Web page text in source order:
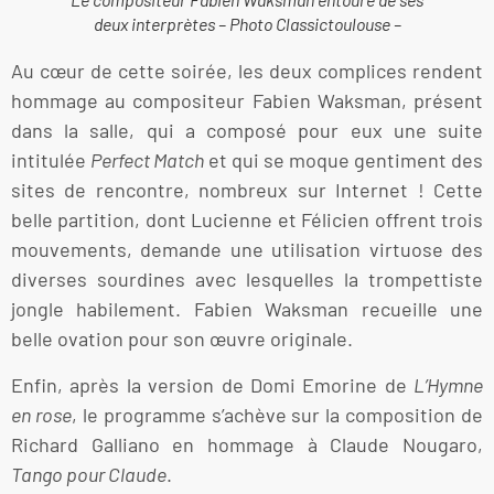
deux interprètes – Photo Classictoulouse –
Au cœur de cette soirée, les deux complices rendent
hommage au compositeur Fabien Waksman, présent
dans la salle, qui a composé pour eux une suite
intitulée Perfect Match et qui se moque gentiment des
sites de rencontre, nombreux sur Internet ! Cette
belle partition, dont Lucienne et Félicien offrent trois
mouvements, demande une utilisation virtuose des
diverses sourdines avec lesquelles la trompettiste
jongle habilement. Fabien Waksman recueille une
belle ovation pour son œuvre originale.
Enfin, après la version de Domi Emorine de L’Hymne
en rose, le programme s’achève sur la composition de
Richard Galliano en hommage à Claude Nougaro,
Tango pour Claude.